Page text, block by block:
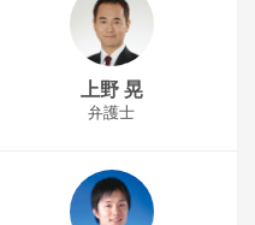
上野 晃
弁護士